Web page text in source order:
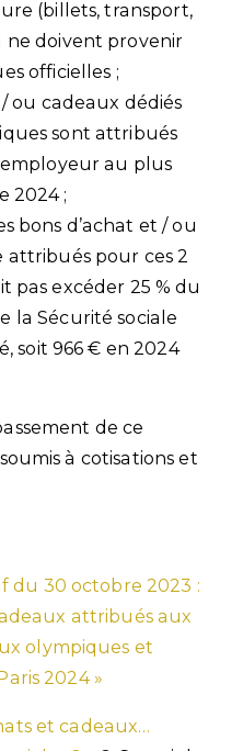
(billets, transport,
ne doivent provenir
officielles ;
/ ou cadeaux dédiés
sont attribués
au plus
2024 ;
bons d’achat et / ou
pour ces 2
pas excéder 25 % du
la Sécurité sociale
soit 966 € en 2024
de ce
à cotisations et
du 30 octobre 2023 :
attribués aux
olympiques et
2024 »
et cadeaux…